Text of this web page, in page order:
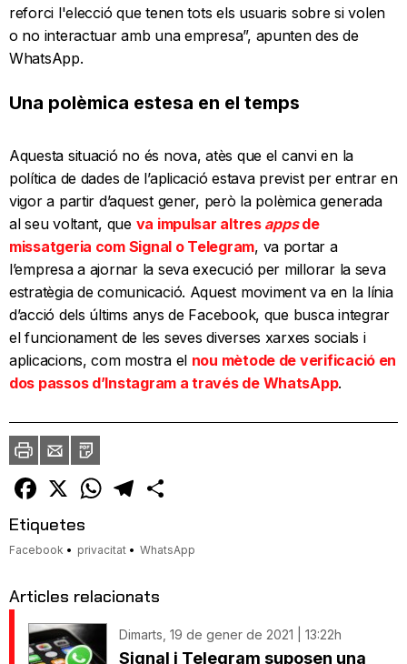
reforci l'elecció que tenen tots els usuaris sobre si volen
o no interactuar amb una empresa”, apunten des de
WhatsApp.
Una polèmica estesa en el temps
Aquesta situació no és nova, atès que el canvi en la
política de dades de l’aplicació estava previst per entrar en
vigor a partir d’aquest gener, però la polèmica generada
al seu voltant, que va impulsar altres appsde
missatgeria com Signal o Telegram, va portar a
l’empresa a ajornar la seva execució per millorar la seva
estratègia de comunicació. Aquest moviment va en la línia
d’acció dels últims anys de Facebook, que busca integrar
el funcionament de les seves diverses xarxes socials i
aplicacions, com mostra el nou mètode de verificació en
dos passos d’Instagram a través de WhatsApp.
ImprimirEnvia
un
amic
PDF
Facebook
X WhatsAppTelegram
Etiquetes
Facebook privacitat WhatsApp
Articles relacionats
Dimarts, 19 de gener de 2021 | 13:22h
Signal i Telegram suposen una